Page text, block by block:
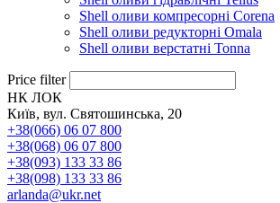
Shell оливи компресорні Corena
Shell оливи редукторні Omala
Shell оливи верстатні Tonna
Price filter
НК ЛОК
Київ, вул. Святошинська, 20
+38(066) 06 07 800
+38(068) 06 07 800
+38(093) 133 33 86
+38(098) 133 33 86
arlanda@ukr.net